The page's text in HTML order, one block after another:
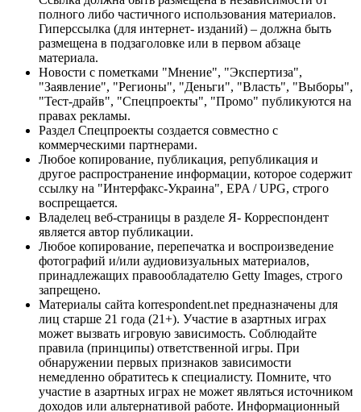
полного либо частичного использования материалов.
Гиперссылка (для интернет- изданий) – должна быть
размещена в подзаголовке или в первом абзаце
материала.
Новости с пометками "Мнение", "Экспертиза",
"Заявление", "Регионы", "Деньги", "Власть", "Выборы",
"Тест-драйв", "Спецпроекты", "Промо" публикуются на
правах рекламы.
Раздел Спецпроекты создается совместно с
коммерческими партнерами.
Любое копирование, публикация, републикация и
другое распространение информации, которое содержит
ссылку на "Интерфакс-Украина", EPA / UPG, строго
воспрещается.
Владелец веб-страницы в разделе Я- Корреспондент
является автор публикации.
Любое копирование, перепечатка и воспроизведение
фотографий и/или аудиовизуальных материалов,
принадлежащих правообладателю Getty Images, строго
запрещено.
Материалы сайта korrespondent.net предназначены для
лиц старше 21 года (21+). Участие в азартных играх
может вызвать игровую зависимость. Соблюдайте
правила (принципы) ответственной игры. При
обнаружении первых признаков зависимости
немедленно обратитесь к специалисту. Помните, что
участие в азартных играх не может являться источником
доходов или альтернативой работе. Информационный